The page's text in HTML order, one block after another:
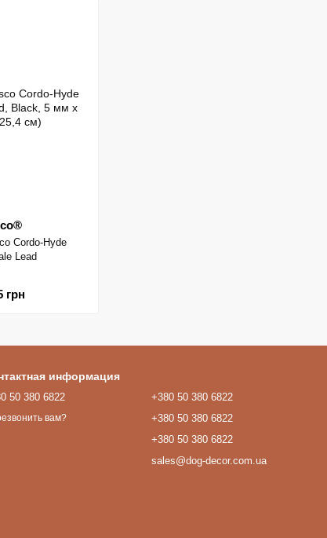
Cordo-Hyde
Lead
грн
информация
50 380 6822
вам?
+380 50 380 6822
+380 50 380 6822
+380 50 380 6822
sales@dog-decor.com.ua